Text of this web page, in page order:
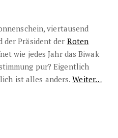
viertausend
der Präsident der Roten
wie jedes Jahr das Biwak
pur? Eigentlich
ist alles anders.Weiter…